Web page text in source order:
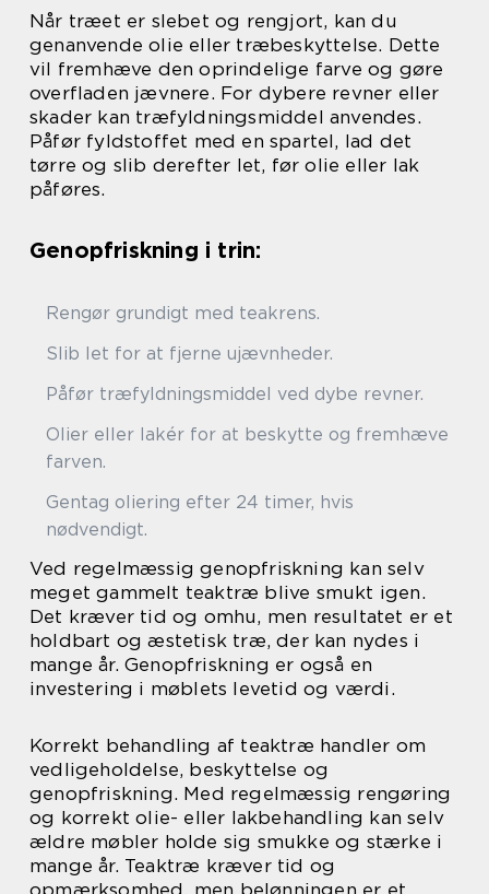
Når træet er slebet og rengjort, kan du
genanvende olie eller træbeskyttelse. Dette
vil fremhæve den oprindelige farve og gøre
overfladen jævnere. For dybere revner eller
skader kan træfyldningsmiddel anvendes.
Påfør fyldstoffet med en spartel, lad det
tørre og slib derefter let, før olie eller lak
påføres.
Genopfriskning i trin:
Rengør grundigt med teakrens.
Slib let for at fjerne ujævnheder.
Påfør træfyldningsmiddel ved dybe revner.
Olier eller lakér for at beskytte og fremhæve
farven.
Gentag oliering efter 24 timer, hvis
nødvendigt.
Ved regelmæssig genopfriskning kan selv
meget gammelt teaktræ blive smukt igen.
Det kræver tid og omhu, men resultatet er et
holdbart og æstetisk træ, der kan nydes i
mange år. Genopfriskning er også en
investering i møblets levetid og værdi.
Korrekt behandling af teaktræ handler om
vedligeholdelse, beskyttelse og
genopfriskning. Med regelmæssig rengøring
og korrekt olie- eller lakbehandling kan selv
ældre møbler holde sig smukke og stærke i
mange år. Teaktræ kræver tid og
opmærksomhed, men belønningen er et